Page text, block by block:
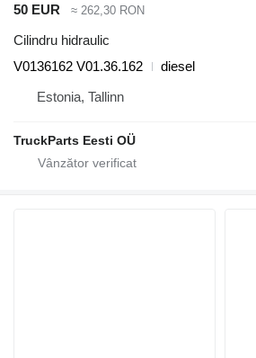
50 EUR ≈ 262,30 RON
Cilindru hidraulic
V0136162 V01.36.162
diesel
Estonia, Tallinn
TruckParts Eesti OÜ